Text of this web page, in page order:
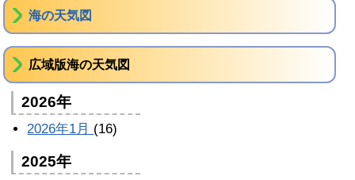
海の天気図
広域版海の天気図
2026年
2026年1月 (16)
2025年